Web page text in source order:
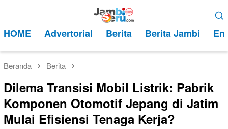
kontenMobile
HOME Advertorial Berita Berita Jambi
Beranda Berita
Dilema Transisi Mobil Listrik: Pabrik
Komponen Otomotif Jepang di Jatim
Mulai Efisiensi Tenaga Kerja?